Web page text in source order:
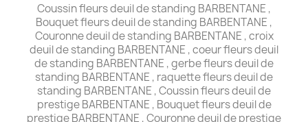
Coussin fleurs deuil de standing BARBENTANE ,
Bouquet fleurs deuil de standing BARBENTANE ,
Couronne deuil de standing BARBENTANE , croix
deuil de standing BARBENTANE , coeur fleurs deuil
de standing BARBENTANE , gerbe fleurs deuil de
standing BARBENTANE , raquette fleurs deuil de
standing BARBENTANE , Coussin fleurs deuil de
prestige BARBENTANE , Bouquet fleurs deuil de
prestige BARBENTANE , Couronne deuil de prestige